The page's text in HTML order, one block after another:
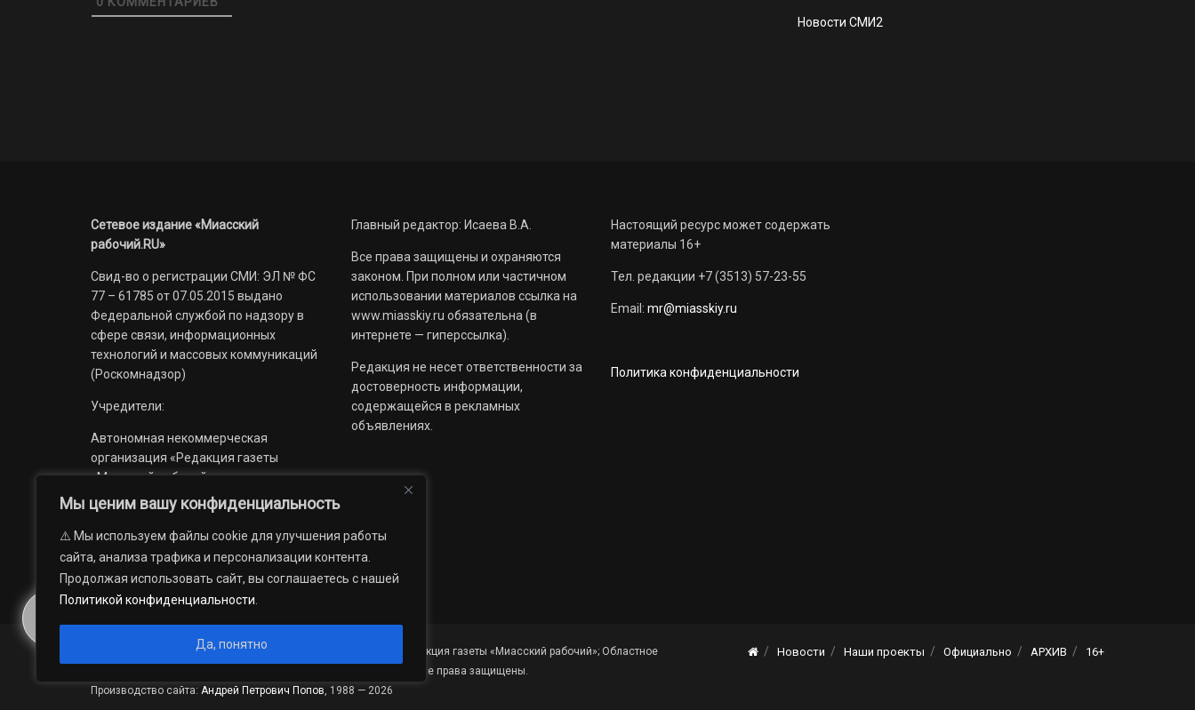
Мы ценим вашу конфиденциальность
⚠️ Мы используем файлы cookie для улучшения работы
сайта, анализа трафика и персонализации контента.
Продолжая использовать сайт, вы соглашаетесь с нашей
Политикой конфиденциальности
Да, понятно
Новости СМИ2
Сетевое издание «Миасский
рабочий.RU»
Свид-во о регистрации СМИ: ЭЛ № ФС
77 – 61785 от 07.05.2015 выдано
Федеральной службой по надзору в
сфере связи, информационных
технологий и массовых коммуникаций
(Роскомнадзор)
Учредители:
Автономная некоммерческая
организация «Редакция газеты
«Миасский рабочий»;
Областное государственное
учреждение «Издательский дом
«Губерния».
Главный редактор: Исаева В.А.
Все права защищены и охраняются
законом. При полном или частичном
использовании материалов ссылка на
www.miasskiy.ru обязательна (в
интернете — гиперссылка).
Редакция не несет ответственности за
достоверность информации,
содержащейся в рекламных
объявлениях.
Настоящий ресурс может содержать
материалы 16+
Тел. редакции +7 (3513) 57-23-55
Email: mr@miasskiy.ru
Политика конфиденциальности
Новости Наши проекты Официально АРХИВ 16+
© 2012 — 2026. Автономная некоммерческая организация «Редакция газеты «Миасский рабочий»; Областное
государственное учреждение «Издательский дом «Губерния». Все права защищены.
Производство сайта: Андрей Петрович Попов , 1988 — 2026